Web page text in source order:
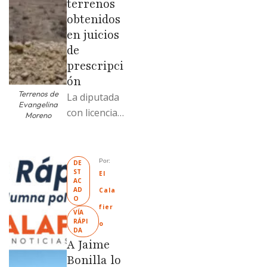
Terrenos de
Evangelina
Moreno
terrenos
obtenidos
en juicios
de
prescripci
ón
La diputada
con licencia
antecedente
s de
prescripción
positiva; uno
fue
revendido
329% por
DE
ST
AC
AD
O
VÍA
RÁPI
DA
Por:
El
Cala
fier
o
A Jaime
Bonilla lo